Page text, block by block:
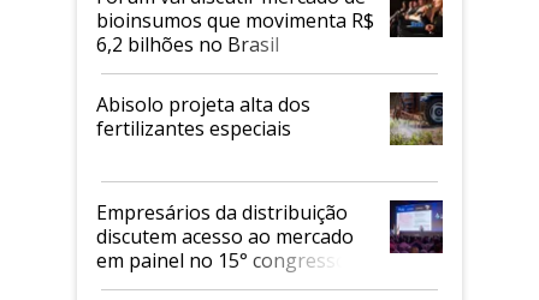
bioinsumos que movimenta R$
6,2 bilhões no Brasil
Abisolo projeta alta dos
fertilizantes especiais
Empresários da distribuição
discutem acesso ao mercado
em painel no 15° congresso
Andav